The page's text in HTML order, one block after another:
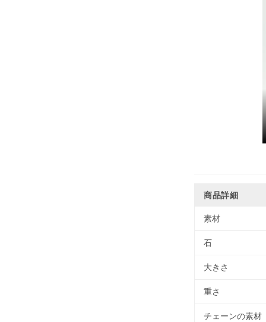
商品詳細
素材
石
大きさ
重さ
チェーンの素材